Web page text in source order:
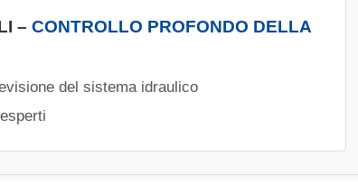
–CONTROLLO PROFONDO DELLA
del sistema idraulico